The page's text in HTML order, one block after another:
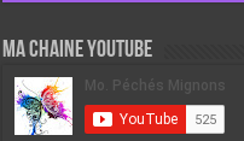
Ma chaine Youtube